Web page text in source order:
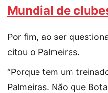
Mundial de
Por fim, ao ser
citou o Palmeiras.
“Porque tem um
Palmeiras. Não que